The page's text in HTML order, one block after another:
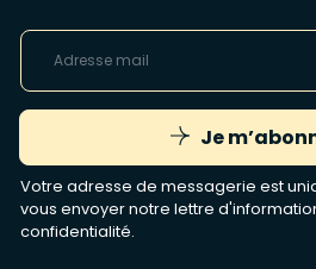
Je
Votre adresse de messagerie est
vous envoyer notre lettre
confidentialité.